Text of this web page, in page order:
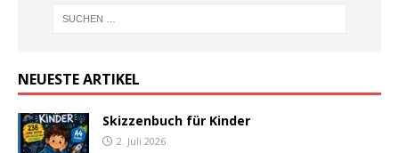
NEUESTE ARTIKEL
Skizzenbuch für Kinder
2. Juli 2026